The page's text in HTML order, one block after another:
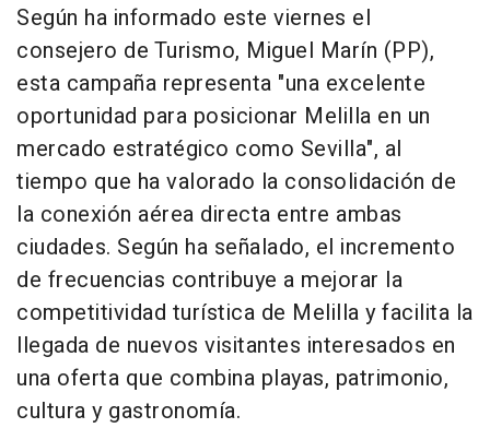
Según ha informado este viernes el
consejero de Turismo, Miguel Marín (PP),
esta campaña representa "una excelente
oportunidad para posicionar Melilla en un
mercado estratégico como Sevilla", al
tiempo que ha valorado la consolidación de
la conexión aérea directa entre ambas
ciudades. Según ha señalado, el incremento
de frecuencias contribuye a mejorar la
competitividad turística de Melilla y facilita la
llegada de nuevos visitantes interesados en
una oferta que combina playas, patrimonio,
cultura y gastronomía.